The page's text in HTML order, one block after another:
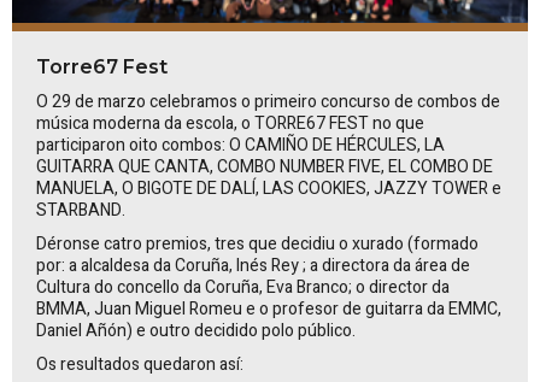
Torre67 Fest
O 29 de marzo celebramos o primeiro concurso de combos de
música moderna da escola, o TORRE67 FEST no que
participaron oito combos:O CAMIÑO DE HÉRCULES, LA
GUITARRA QUE CANTA, COMBO NUMBER FIVE, EL COMBO DE
MANUELA, O BIGOTE DE DALÍ, LAS COOKIES, JAZZY TOWERe
STARBAND.
Déronse catro premios, tres que decidiu o xurado (formado
por: a alcaldesa da Coruña,InésRey; a directora da área de
Cultura do concello da Coruña, Eva Branco; o director da
BMMA, Juan Miguel Romeu e o profesor de guitarra da EMMC,
Daniel Añón) e outro decidido polo público.
Os resultados quedaron así: